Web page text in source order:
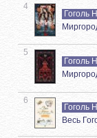
4
Гоголь
5
Гоголь
6
Гоголь
Весь